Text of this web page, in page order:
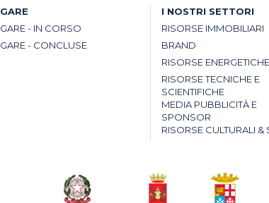
GARE
GARE - IN CORSO
GARE - CONCLUSE
I NOSTRI SETTORI
RISORSE IMMOBILIARI
BRAND
RISORSE ENERGETICHE
RISORSE TECNICHE E
SCIENTIFICHE
MEDIA PUBBLICITÀ E
SPONSOR
RISORSE CULTURALI &